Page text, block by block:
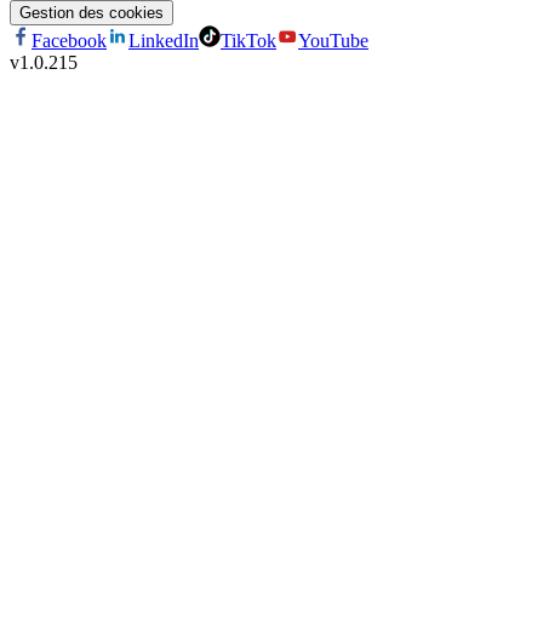
Gestion des cookies
Facebook LinkedIn TikTok
YouTube
v1.0.215